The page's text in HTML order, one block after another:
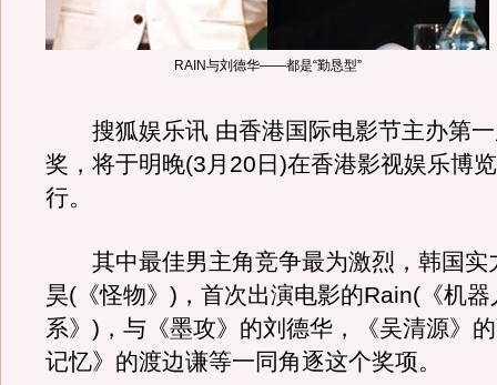
RAIN与刘德华——都是“勤恳型”
搜狐娱乐讯 由香港国际电影节主办第一
奖，将于明晚(3月20日)在香港影视娱乐博
行。
其中最佳男主角竞争最为激烈，韩国实
昊(《怪物》)，首次出演电影的Rain(《机器
系》)，与《墨攻》的刘德华，《吴清源》
记忆》的渡边谦等一同角逐这个奖项。